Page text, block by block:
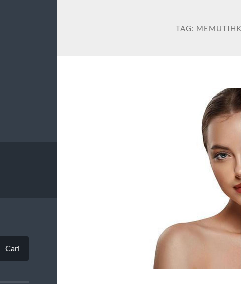
Cari
TAG: